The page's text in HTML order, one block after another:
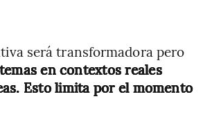
será transformadora pero
en contextos reales
Esto limita por el momento